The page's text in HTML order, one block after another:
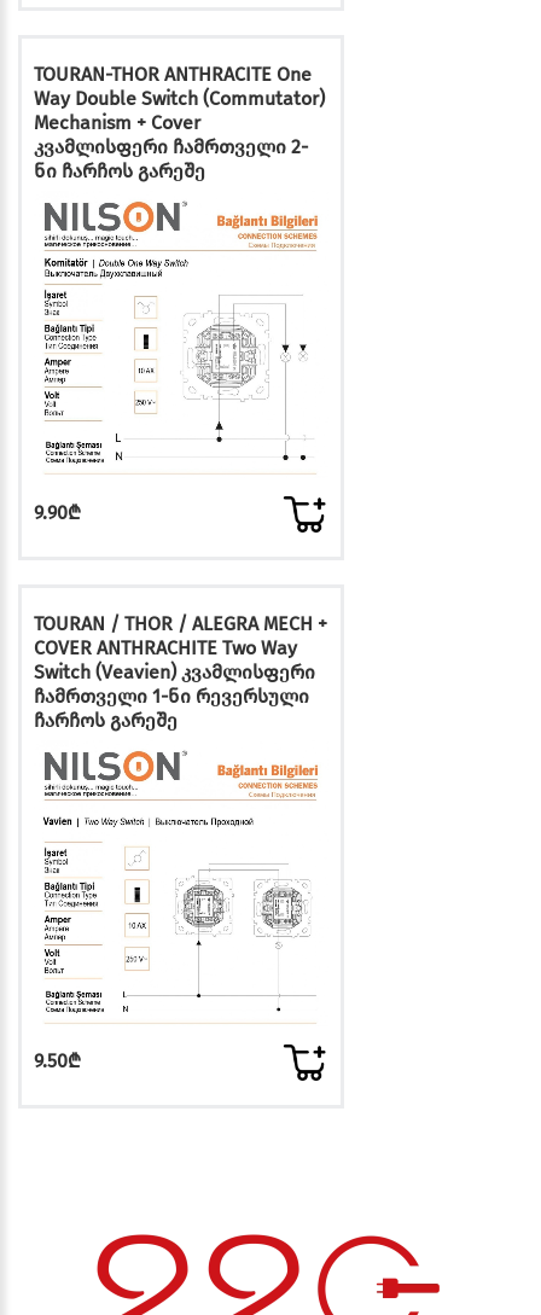
TOURAN-THOR ANTHRACITE One
Way Double Switch (Commutator)
Mechanism + Cover
კვამლისფერი ჩამრთველი 2-
ნი ჩარჩოს გარეშე
9.90₾
TOURAN / THOR / ALEGRA MECH +
COVER ANTHRACHITE Two Way
Switch (Veavien) კვამლისფერი
ჩამრთველი 1-ნი რევერსული
ჩარჩოს გარეშე
9.50₾